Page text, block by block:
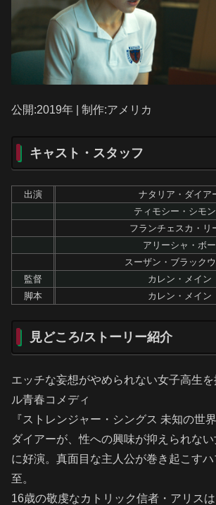
公開:2019年 | 制作:アメリカ
キャスト・スタッフ
出演
ナタリア・ダイア
ティモシー・シモ
フランチェスカ・リ
アリーシャ・ボー
スーザン・ブラック
監督
カレン・メイン
脚本
カレン・メイン
見どころ/ストーリー紹介
エッチな妄想がやめられない女子高生
ル青春コメディ
『ストレンジャー・シングス 未知の世
ダイアーが、性への興味が抑えられな
に好演。真面目な主人公が巻き起こす
至。
16歳の敬虔なカトリック信者・アリス